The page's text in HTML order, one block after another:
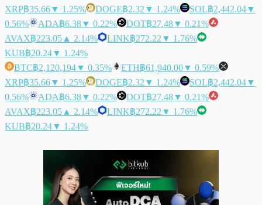
XRP฿35.66▼ 1.25% DOGE฿2.32 ▼ 1.24% SOL฿2,442.04▼
0.56%
ADA฿6.38▼ 0.22% DOT฿27.48▼ 0.21%
AVAX฿223.05 ▲ 2.14% LINK฿272.22 ▼ 1.76%
KUB฿20.24▼ 1.24%
BTC฿2,120,194▼ 0.35% ETH฿61,940.00▼ 0.59%
XRP฿35.66▼ 1.25% DOGE฿2.32 ▼ 1.24% SOL฿2,442.04▼
0.56%
ADA฿6.38▼ 0.22% DOT฿27.48▼ 0.21%
AVAX฿223.05 ▲ 2.14% LINK฿272.22 ▼ 1.76%
KUB฿20.24▼ 1.24%